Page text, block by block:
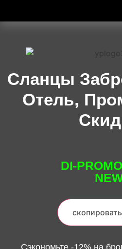
Сланцы
Отель,
DI-
скопировать
Сэкономьте -12% на